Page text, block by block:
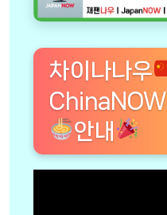
차이나나우
ChinaNOW
안내